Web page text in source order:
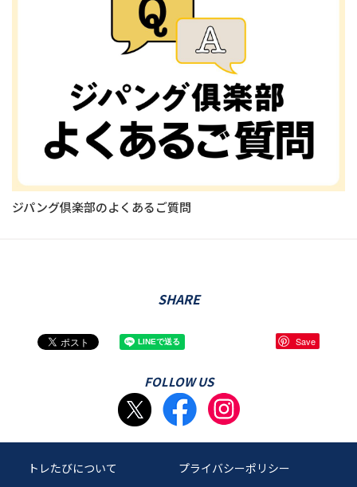
ジパング倶楽部のよくあるご質問
SHARE
Save
FOLLOW US
トレたびについて
プライバシーポリシー